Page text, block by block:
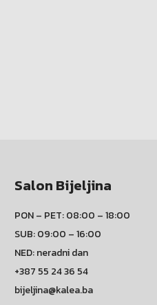
Salon Bijeljina
PON – PET: 08:00 – 18:00
SUB: 09:00 – 16:00
NED: neradni dan
+387 55 24 36 54
bijeljina@kalea.ba